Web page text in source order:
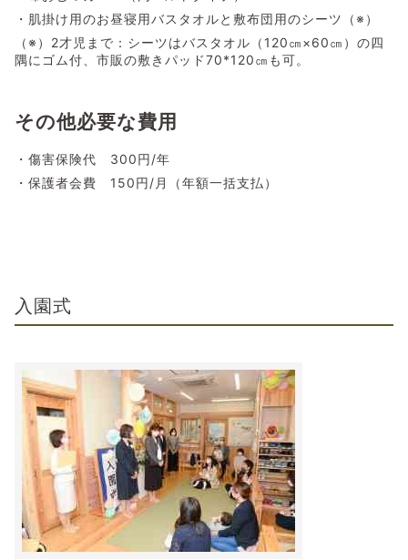
・肌掛け用のお昼寝用バスタオルと敷布団用のシーツ（※）
（※）2才児まで：シーツはバスタオル（120㎝×60㎝）の四
隅にゴム付、市販の敷きパッド70*120㎝も可。
その他必要な費用
・傷害保険代 300円/年
・保護者会費 150円/月（年額一括支払）
入園式